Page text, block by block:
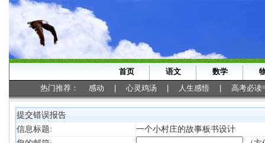
首页 语文 数学
热门推荐： 感动 心灵鸡汤 人生感悟 高考必读
提交错误报告
信息标题:
一个小村庄的故事板书设计